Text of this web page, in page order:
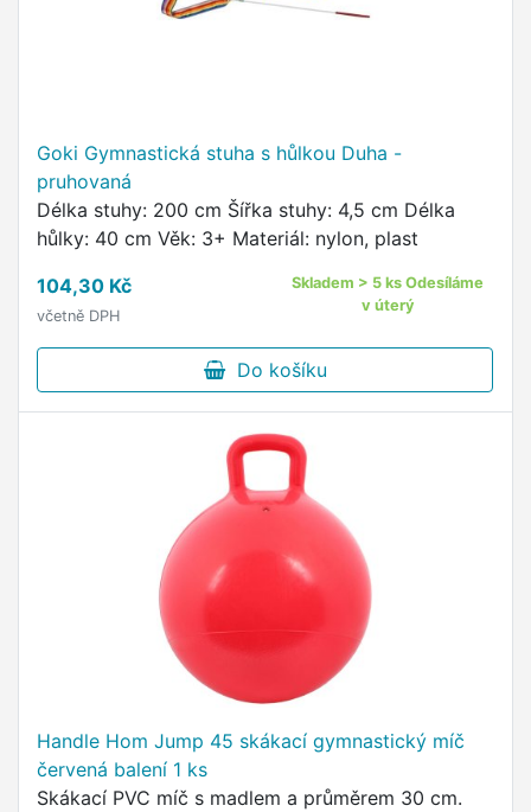
Goki Gymnastická stuha s hůlkou Duha -
pruhovaná
Délka stuhy: 200 cm Šířka stuhy: 4,5 cm Délka
hůlky: 40 cm Věk: 3+ Materiál: nylon, plast
104,30 Kč
včetně DPH
Skladem > 5 ks Odesíláme
v úterý
Do košíku
Handle Hom Jump 45 skákací gymnastický míč
červená balení 1 ks
Skákací PVC míč s madlem a průměrem 30 cm.